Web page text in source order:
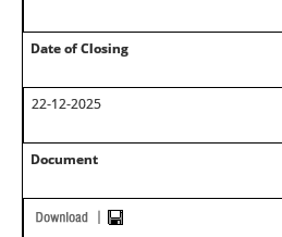
Date of Closing
22-12-2025
Document